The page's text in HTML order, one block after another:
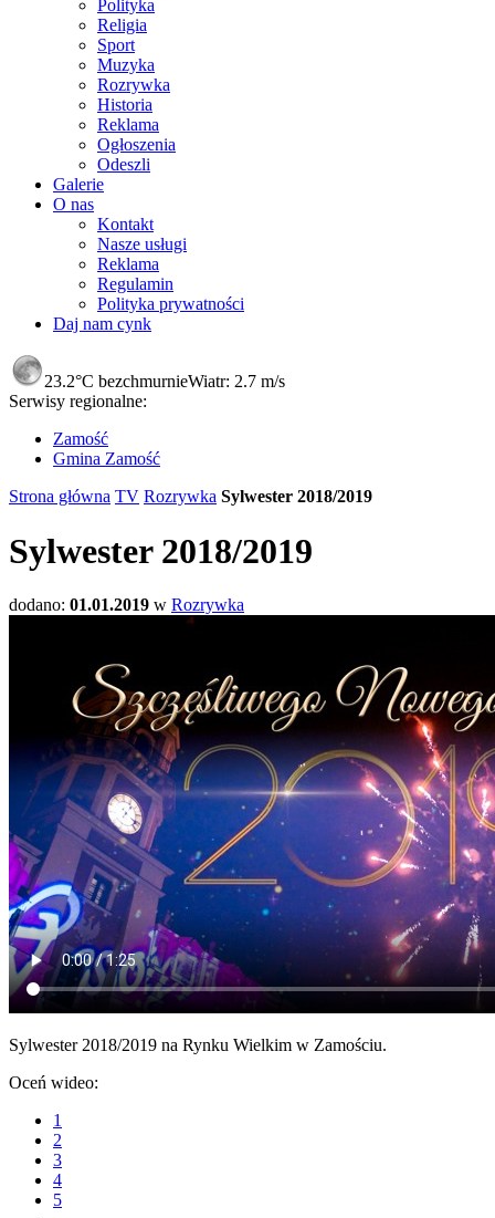
Polityka
Religia
Sport
Muzyka
Rozrywka
Historia
Reklama
Ogłoszenia
Odeszli
Galerie
O nas
Kontakt
Nasze usługi
Reklama
Regulamin
Polityka prywatności
Daj nam cynk
23.2°C bezchmurnieWiatr: 2.7 m/s
Serwisy regionalne:
Zamość
Gmina Zamość
Strona główna TV Rozrywka Sylwester 2018/2019
Sylwester 2018/2019
dodano: 01.01.2019 w Rozrywka
Sylwester 2018/2019 na Rynku Wielkim w Zamościu.
Oceń wideo:
1
2
3
4
5